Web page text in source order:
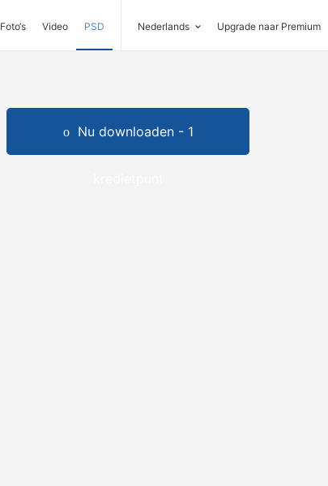
Foto‘s Video PSD Nederlands Upgrade naar Premium
Nu downloaden - 1